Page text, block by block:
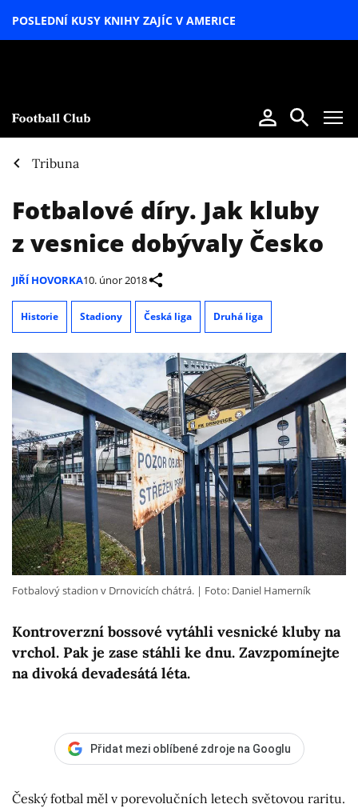
POSLEDNÍ KUSY KNIHY ZAJÍC V AMERICE
Tribuna
Fotbalové díry. Jak kluby
z vesnice dobývaly Česko
JIŘÍ HOVORKA10. únor 2018
Historie Stadiony Česká liga Druhá liga
Kontroverzní bossové vytáhli vesnické kluby na
vrchol. Pak je zase stáhli ke dnu. Zavzpomínejte
na divoká devadesátá léta.
Fotbalový stadion v Drnovicích chátrá. Foto: Daniel Hamerník
Přidat mezi oblíbené zdroje na Googlu
Český fotbal měl v porevolučních letech světovou raritu.